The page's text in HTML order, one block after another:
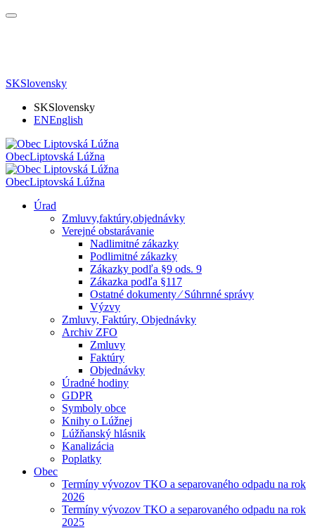
SKSlovensky
SKSlovensky
ENEnglish
ObecLiptovská Lúžna
ObecLiptovská Lúžna
Úrad
Zmluvy,faktúry,objednávky
Verejné obstarávanie
Nadlimitné zákazky
Podlimitné zákazky
Zákazky podľa §9 ods. 9
Zákazka podľa §117
Ostatné dokumenty ⁄ Súhrnné správy
Výzvy
Zmluvy, Faktúry, Objednávky
Archiv ZFO
Zmluvy
Faktúry
Objednávky
Úradné hodiny
GDPR
Symboly obce
Knihy o Lúžnej
Lúžňanský hlásnik
Kanalizácia
Poplatky
Obec
Termíny vývozov TKO a separovaného odpadu na rok
2026
Termíny vývozov TKO a separovaného odpadu na rok
2025